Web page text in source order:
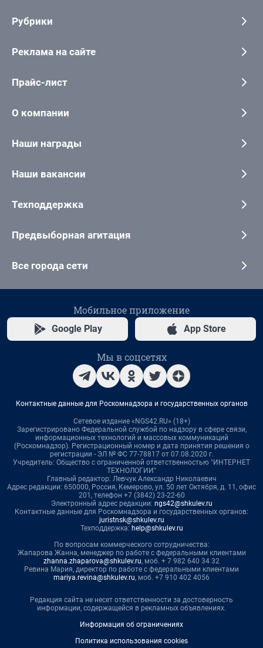
Рубрики
Реклама на сайте
Прайс-лист
О компании
Наши награды
Наши вакансии
Техподдержка
Предвыборная агитация
Все города сети
Мобильное приложение
Google Play App Store
Мы в соцсетях
Контактные данные для Роскомнадзора и государственных органов
Сетевое издание «NGS42.RU» (18+)
Зарегистрировано Федеральной службой по надзору в сфере связи,
информационных технологий и массовых коммуникаций
(Роскомнадзор). Регистрационный номер и дата принятия решения о
регистрации - ЭЛ № ФС 77-78817 от 07.08.2020 г.
Учредитель: Общество с ограниченной ответственностью "ИНТЕРНЕТ
ТЕХНОЛОГИИ"
Главный редактор: Левчук Александр Николаевич
Адрес редакции: 650000, Россия, Кемерово, ул. 50 лет Октября, д. 11, офис
201, телефон +7 (3842) 23-22-60
Электронный адрес редакции: ngs42@shkulev.ru
Контактные данные для Роскомнадзора и государственных органов:
juristnsk@shkulev.ru
Техподдержка: help@shkulev.ru
По вопросам коммерческого сотрудничества:
Жапарова Жанна, менеджер по работе с федеральными клиентами
zhanna.zhaparova@shkulev.ru, моб. + 7 982 640 34 32
Ревина Мария, директор по работе с федеральными клиентами
mariya.revina@shkulev.ru, моб. +7 910 402 4056
Редакция сайта не несет ответственности за достоверность
информации, содержащейся в рекламных объявлениях.
Информация об ограничениях
Политика использования cookies